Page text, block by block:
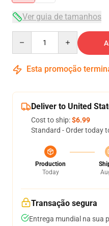
Ver guia de tamanhos
Esta promoção
Deliver to United
Cost to ship:$6.99
Standard - Order today
Production
Today
Transação segura
Entrega mundial na sua